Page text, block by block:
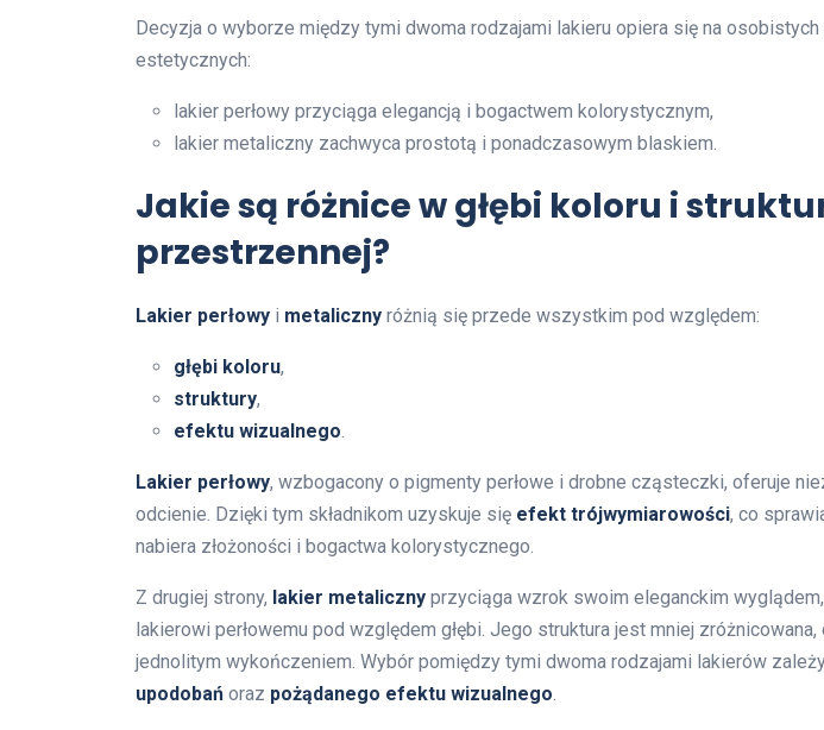
Decyzja o wyborze między tymi dwoma rodzajami lakieru opiera się na osobistych
estetycznych:
lakier perłowy przyciąga elegancją i bogactwem kolorystycznym,
lakier metaliczny zachwyca prostotą i ponadczasowym blaskiem.
Jakie są różnice w głębi koloru i
przestrzennej?
Lakier perłowy i metaliczny różnią się przede wszystkim pod względem:
głębi koloru,
struktury,
efektu wizualnego
Lakier perłowy, wzbogacony o pigmenty perłowe i drobne cząsteczki, oferuje
odcienie. Dzięki tym składnikom uzyskuje się efekt trójwymiarowości, co
nabiera złożoności i bogactwa kolorystycznego.
Z drugiej strony, lakier metaliczny przyciąga wzrok swoim eleganckim
lakierowi perłowemu pod względem głębi. Jego struktura jest mniej
jednolitym wykończeniem. Wybór pomiędzy tymi dwoma rodzajami lakierów
upodobań oraz pożądanego efektu wizualnego